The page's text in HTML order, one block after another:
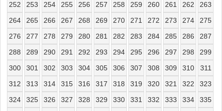
252
253 254 255 256 257 258 259 260 261 262
263
264
265 266 267 268 269 270 271 272 273 274
275
276
277 278 279 280 281 282 283 284 285 286
287
288
289 290 291 292 293 294 295 296 297 298
299
300
301 302 303 304 305 306 307 308 309 310
311
312
313 314 315 316 317 318 319 320 321 322
323
324
325 326 327 328 329 330 331 332 333 334
335